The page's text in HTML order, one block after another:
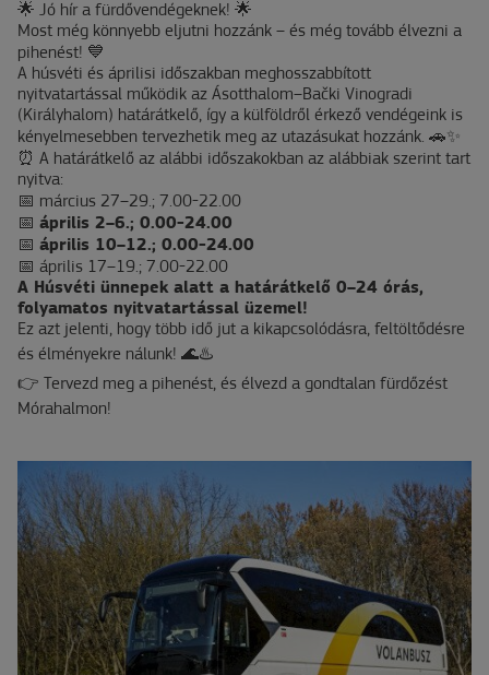
🌟 Jó hír a fürdővendégeknek! 🌟
Most még könnyebb eljutni hozzánk – és még tovább élvezni a
pihenést! 💙
A húsvéti és áprilisi időszakban meghosszabbított
nyitvatartással működik az Ásotthalom–Bački Vinogradi
(Királyhalom) határátkelő, így a külföldről érkező vendégeink is
kényelmesebben tervezhetik meg az utazásukat hozzánk. 🚗✨
⏰ A határátkelő az alábbi időszakokban az alábbiak szerint tart
nyitva:
📅 március 27–29.; 7.00-22.00
📅 április 2–6.; 0.00-24.00
📅 április 10–12.; 0.00-24.00
📅 április 17–19.; 7.00-22.00
A Húsvéti ünnepek alatt a határátkelő 0–24 órás,
folyamatos nyitvatartással üzemel!
Ez azt jelenti, hogy több idő jut a kikapcsolódásra, feltöltődésre
és élményekre nálunk! 🌊♨️
👉 Tervezd meg a pihenést, és élvezd a gondtalan fürdőzést
Mórahalmon!